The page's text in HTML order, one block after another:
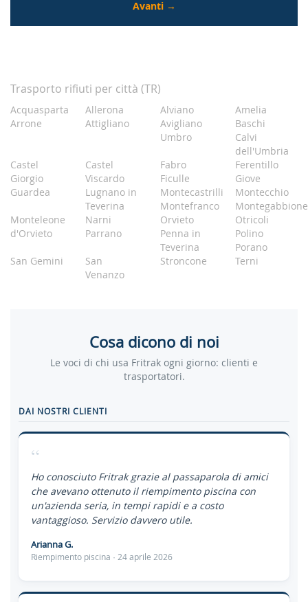
Trasporto rifiuti per città (TR)
Acquasparta Allerona Alviano
Amelia
Arrone
Attigliano
Avigliano
Umbro
Baschi
Calvi
dell'Umbria
Castel
Giorgio
Castel
Viscardo
Fabro
Ferentillo
Ficulle
Giove
Guardea
Lugnano in
Teverina
Montecastrilli
Montecchio
Montefranco
Montegabbione
Monteleone
d'Orvieto
Narni Orvieto
Otricoli
Parrano
Penna in
Teverina
Polino
Porano
San Gemini
San
Venanzo
Stroncone Terni
Cosa dicono di noi
Le voci di chi usa Fritrak ogni giorno: clienti e
trasportatori.
DAI NOSTRI CLIENTI
“
Ho conosciuto Fritrak grazie al passaparola di amici
che avevano ottenuto il riempimento piscina con
un'azienda seria, in tempi rapidi e a costo
vantaggioso. Servizio davvero utile.
Arianna G.
Riempimento piscina · 24 aprile 2026